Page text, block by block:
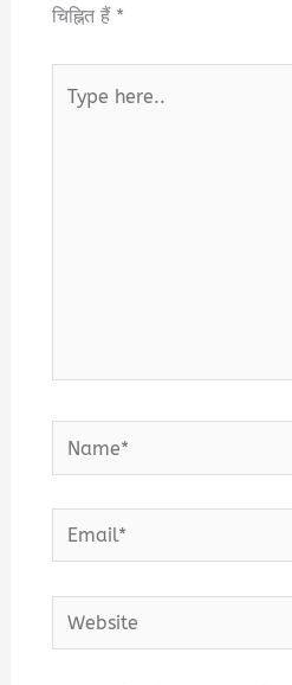
चिह्नित हैं *
here..
Name*
Email*
Website